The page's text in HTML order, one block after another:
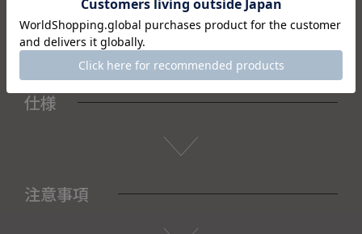
予めご了承くださいませ。
仕様
注意事項